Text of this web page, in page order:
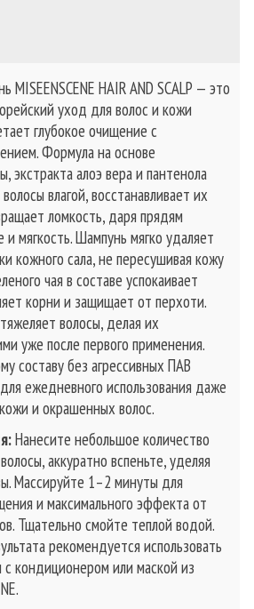
HAIR AND SCALP — это
уход для волос и кожи
глубокое очищение с
Формула на основе
экстракта алоэ вера и пантенола
влагой, восстанавливает их
ломкость, даря прядям
мягкость. Шампунь мягко удаляет
кожного сала, не пересушивая кожу
чая в составе успокаивает
корни и защищает от перхоти.
волосы, делая их
уже после первого применения.
составу без агрессивных ПАВ
ежедневного использования даже
и окрашенных волос.
Нанесите небольшое количество
аккуратно вспеньте, уделяя
Массируйте 1–2 минуты для
и максимального эффекта от
Тщательно смойте теплой водой.
рекомендуется использовать
кондиционером или маской из